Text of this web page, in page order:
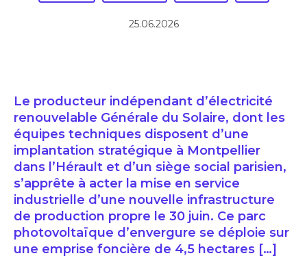
25.06.2026
Le producteur indépendant d’électricité
renouvelable Générale du Solaire, dont les
équipes techniques disposent d’une
implantation stratégique à Montpellier
dans l’Hérault et d’un siège social parisien,
s’apprête à acter la mise en service
industrielle d’une nouvelle infrastructure
de production propre le 30 juin. Ce parc
photovoltaïque d’envergure se déploie sur
une emprise foncière de 4,5 hectares […]